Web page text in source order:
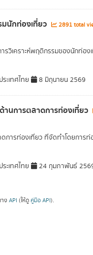
นักท่องเที่ยว 2891 total
รวิเคราะห์พฤติกรรมของนักท่อ
ะเทศไทย 8 มิถุนายน 2569
นการตลาดการท่องเที่ยว
การท่องเที่ยว ที่จัดทำโดยการท่อ
ะเทศไทย 24 กุมภาพันธ์
ง API (ให้ดู คู่มือ API).